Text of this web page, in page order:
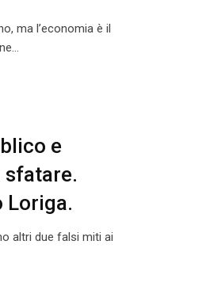
ma l’economia è il
e
sfatare.
Loriga.
altri due falsi miti ai